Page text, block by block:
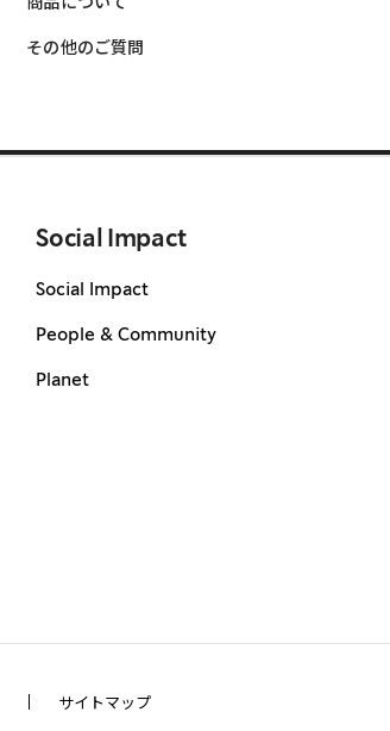
その他のご質問
Social Impact
Social Impact
People & Community
Planet
サイトマップ